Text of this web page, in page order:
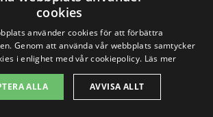
städer där du kan
inkluderar:
cookies
använder cookies för att förbättra
Genom att använda vår webbplats samtycker
i enlighet med vår cookiepolicy. Läs mer
ALLA AVVISA ALLT